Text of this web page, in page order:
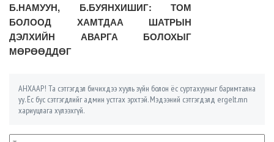
Б.НАМУУН, Б.БУЯНХИШИГ: ТОМ
БОЛООД ХАМТДАА ШАТРЫН
ДЭЛХИЙН АВАРГА БОЛОХЫГ
МӨРӨӨДДӨГ
АНХААР! Та сэтгэгдэл бичихдээ хууль зүйн болон ёс суртахууныг баримтална
уу. Ёс бус сэтгэгдлийг админ устгах эрхтэй. Мэдээний сэтгэгдэлд ergelt.mn
хариуцлага хүлээхгүй.